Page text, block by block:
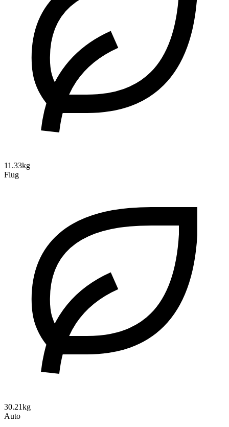
11.33kg
Flug
30.21kg
Auto